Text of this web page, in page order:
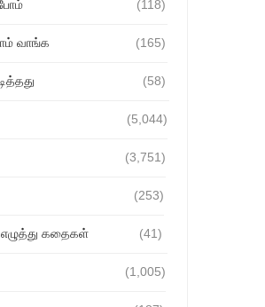
(118)
வாங்க (165)
(58)
(5,044)
(3,751)
(253)
கதைகள் (41)
(1,005)